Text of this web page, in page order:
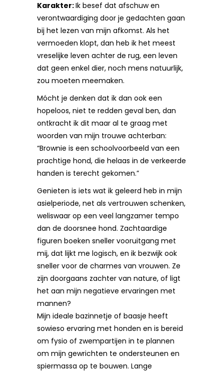
Karakter:Ik besef dat afschuw en
verontwaardiging door je gedachten gaan
bij het lezen van mijn afkomst. Als het
vermoeden klopt, dan heb ik het meest
vreselijke leven achter de rug, een leven
dat geen enkel dier, noch mens natuurlijk,
zou moeten meemaken.
Mócht je denken dat ik dan ook een
hopeloos, niet te redden geval ben, dan
ontkracht ik dit maar al te graag met
woorden van mijn trouwe achterban:
“Brownie is een schoolvoorbeeld van een
prachtige hond, die helaas in de verkeerde
handen is terecht gekomen.”
Genieten is iets wat ik geleerd heb in mijn
asielperiode, net als vertrouwen schenken,
weliswaar op een veel langzamer tempo
dan de doorsnee hond. Zachtaardige
figuren boeken sneller vooruitgang met
mij, dat lijkt me logisch, en ik bezwijk ook
sneller voor de charmes van vrouwen. Ze
zijn doorgaans zachter van nature, of ligt
het aan mijn negatieve ervaringen met
mannen?
Mijn ideale bazinnetje of baasje heeft
sowieso ervaring met honden en is bereid
om fysio of zwempartijen in te plannen
om mijn gewrichten te ondersteunen en
spiermassa op te bouwen. Lange